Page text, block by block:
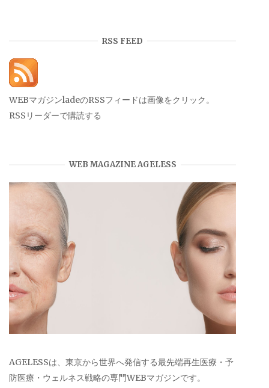
RSS FEED
WEBマガジンladeのRSSフィードは画像をクリック。
RSSリーダーで購読する
WEB MAGAZINE AGELESS
AGELESSは、東京から世界へ発信する最先端再生医療・予
防医療・ウェルネス戦略の専門WEBマガジンです。